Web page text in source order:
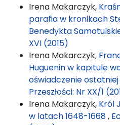
Irena Makarczyk,
parafia w kronikach
Benedykta
XVI (2015)
Irena Makarczyk,
Huguenin w kapitule
oświadczenie ostatniej
Przeszłości: Nr XX/1
Irena Makarczyk, Król
w latach 1648-1668,